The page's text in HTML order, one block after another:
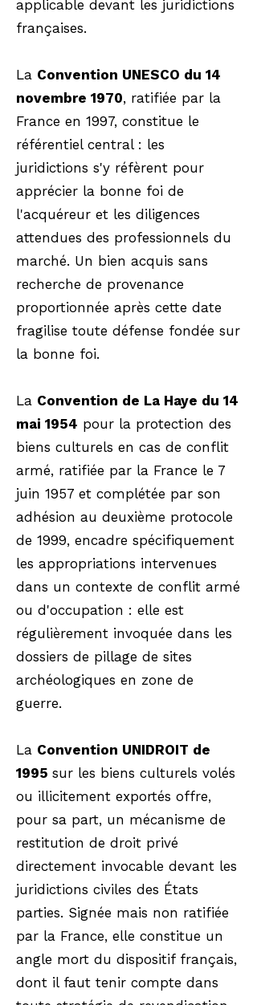
applicable devant les juridictions
françaises.
La Convention UNESCO du 14
novembre 1970, ratifiée par la
France en 1997, constitue le
référentiel central : les
juridictions s'y réfèrent pour
apprécier la bonne foi de
l'acquéreur et les diligences
attendues des professionnels du
marché. Un bien acquis sans
recherche de provenance
proportionnée après cette date
fragilise toute défense fondée sur
la bonne foi.
La Convention de La Haye du 14
mai 1954 pour la protection des
biens culturels en cas de conflit
armé, ratifiée par la France le 7
juin 1957 et complétée par son
adhésion au deuxième protocole
de 1999, encadre spécifiquement
les appropriations intervenues
dans un contexte de conflit armé
ou d'occupation : elle est
régulièrement invoquée dans les
dossiers de pillage de sites
archéologiques en zone de
guerre.
La Convention UNIDROIT de
1995 sur les biens culturels volés
ou illicitement exportés offre,
pour sa part, un mécanisme de
restitution de droit privé
directement invocable devant les
juridictions civiles des États
parties. Signée mais non ratifiée
par la France, elle constitue un
angle mort du dispositif français,
dont il faut tenir compte dans